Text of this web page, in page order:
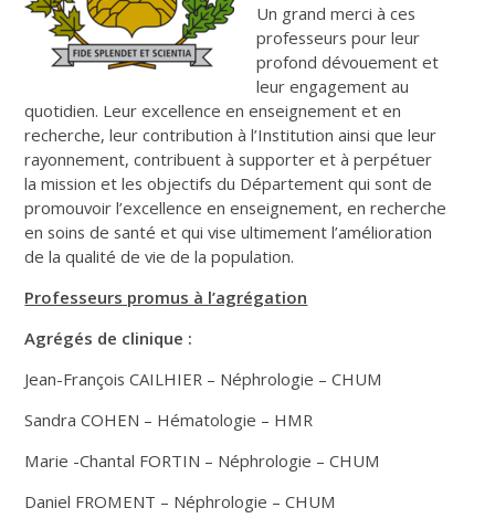
Un grand merci à ces
professeurs pour leur
profond dévouement et
leur engagement au
quotidien. Leur excellence en enseignement et en
recherche, leur contribution à l’Institution ainsi que leur
rayonnement, contribuent à supporter et à perpétuer
la mission et les objectifs du Département qui sont de
promouvoir l’excellence en enseignement, en recherche
en soins de santé et qui vise ultimement l’amélioration
de la qualité de vie de la population.
Professeurs promus à l’agrégation
Agrégés de clinique :
Jean-François CAILHIER – Néphrologie – CHUM
Sandra COHEN – Hématologie – HMR
Marie -Chantal FORTIN – Néphrologie – CHUM
Daniel FROMENT – Néphrologie – CHUM